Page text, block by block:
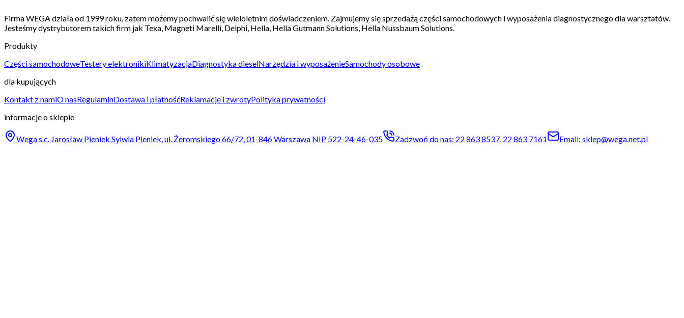
Firma WEGA działa od 1999 roku, zatem możemy pochwalić się wieloletnim doświadczeniem. Zajmujemy się sprzedażą części samochodowych i wyposażenia diagnostycznego dla warsztatów.
Jesteśmy dystrybutorem takich firm jak Texa, Magneti Marelli, Delphi, Hella, Hella Gutmann Solutions, Hella Nussbaum Solutions.
Produkty
Części samochodoweTestery elektronikiKlimatyzacjaDiagnostyka dieselNarzędzia i wyposażenieSamochody osobowe
dla kupujących
Kontakt z namiO nasRegulaminDostawa i płatnośćReklamacje i zwrotyPolityka prywatności
informacje o sklepie
Wega s.c. Jarosław Pieniek Sylwia Pieniek, ul. Żeromskiego 66/72, 01-846 Warszawa NIP 522-24-46-035 Zadzwoń do nas: 22 863 8537, 22 863 7161 Email: sklep@wega.net.pl